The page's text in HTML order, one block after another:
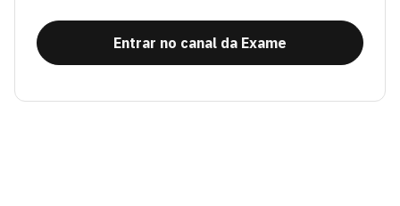
Entrar no canal da Exame